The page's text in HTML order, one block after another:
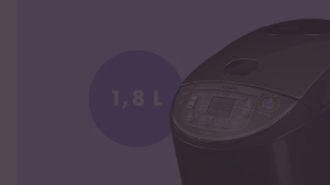
Digitaler Reiskocher mit LED-Display
Fuzzy Logik Kochtechnologie für perfekt
11 Programme inkl. 9 spezielle Reismodi
Timer- und Warmhaltefunktion für bis zu